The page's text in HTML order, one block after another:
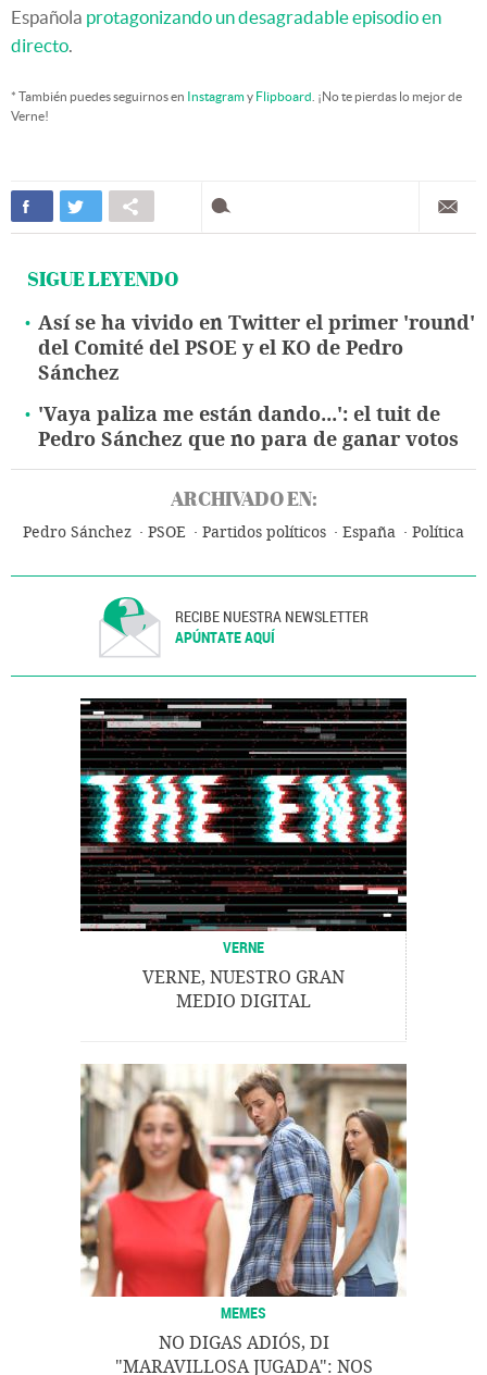
Española protagonizando un desagradable episodio en
directo.
* También puedes seguirnos en Instagramy Flipboard . ¡No te pierdas lo mejor de
Verne!
SIGUE LEYENDO
Así se ha vivido en Twitter el primer 'round'
del Comité del PSOE y el KO de Pedro
Sánchez
'Vaya paliza me están dando...': el tuit de
Pedro Sánchez que no para de ganar votos
ARCHIVADO EN:
Pedro Sánchez PSOE Partidos políticos España Política
RECIBE NUESTRA NEWSLETTER
APÚNTATE AQUÍ
VERNE
VERNE, NUESTRO GRAN
MEDIO DIGITAL
MEMES
NO DIGAS ADIÓS, DI
"MARAVILLOSA JUGADA": NOS